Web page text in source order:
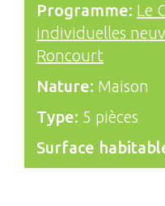
Programme: Le
individuelles
Roncourt
Nature: Maison
Type: 5 pièces
Surface